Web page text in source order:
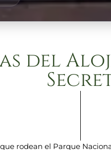
del
rodean el Parque